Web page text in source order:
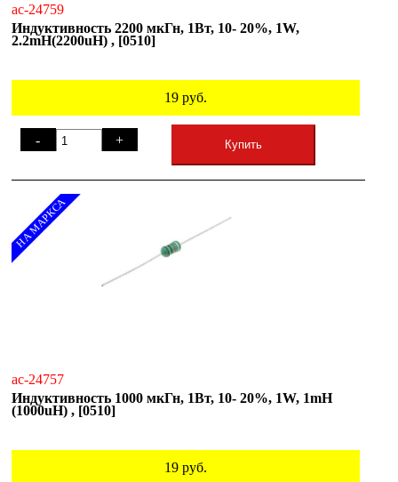
ac-24759
Индуктивность 2200 мкГн, 1Вт, 10- 20%, 1W,
2.2mH(2200uH) , [0510]
19 руб.
- + Купить
НА МАРКСА
ac-24757
Индуктивность 1000 мкГн, 1Вт, 10- 20%, 1W, 1mH
(1000uH) , [0510]
19 руб.